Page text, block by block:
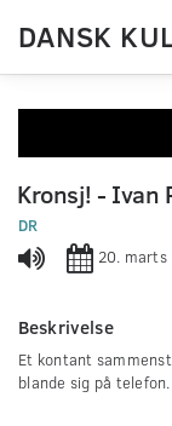
DANSK
seconds
of
0
seconds
Kronsj! - Ivan
DR
20. marts
Beskrivelse
Et kontant
blande sig på